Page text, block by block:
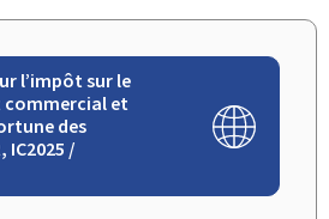
l’impôt sur le
commercial et
des
/